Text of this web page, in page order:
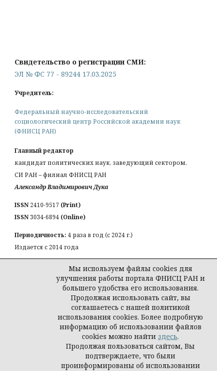
Свидетельство о регистрации СМИ:
ЭЛ № ФС 77 - 89244 17.03.2025
Учредитель:
Федеральный научно-исследовательский
социологический центр Российской академии наук
(ФНИСЦ РАН)
Главный редактор
кандидат политических наук, заведующий сектором,
СИ РАН – филиал ФНИСЦ РАН
Александр Владимирович Дука
ISSN 2410-9517 (Print)
ISSN3034-6894 (Online)
Периодичность: 4 раза в год (с 2024 г.)
Издается с 2014 года
a_duka@mail.ru
© Журнал «Власть и элиты»
Мы используем файлы cookies для
улучшения работы портала ФНИСЦ РАН и
большего удобства его использования.
Продолжая использовать сайт, вы
соглашаетесь с нашей политикой
использования cookies. Более подробную
информацию об использовании файлов
cookies можно найти здесь.
Продолжая пользоваться сайтом, Вы
подтверждаете, что были
проинформированы об использовании